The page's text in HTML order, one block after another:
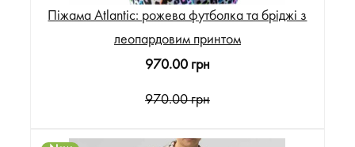
Піжама Atlantic: рожева футболка та бріджі з
леопардовим принтом
970.00 грн
970.00 грн